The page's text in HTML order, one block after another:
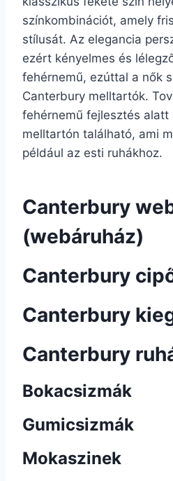
színkombinációt, amely
stílusát. Az elegancia
ezért kényelmes és
fehérnemű, ezúttal a nők
Canterbury melltartók.
fehérnemű fejlesztés alatt
melltartón található, ami
például az esti ruhákhoz.
Canterbury
(webáruház)
Canterbury
Canterbury
Canterbury
Bokacsizmák
Gumicsizmák
Mokaszinek